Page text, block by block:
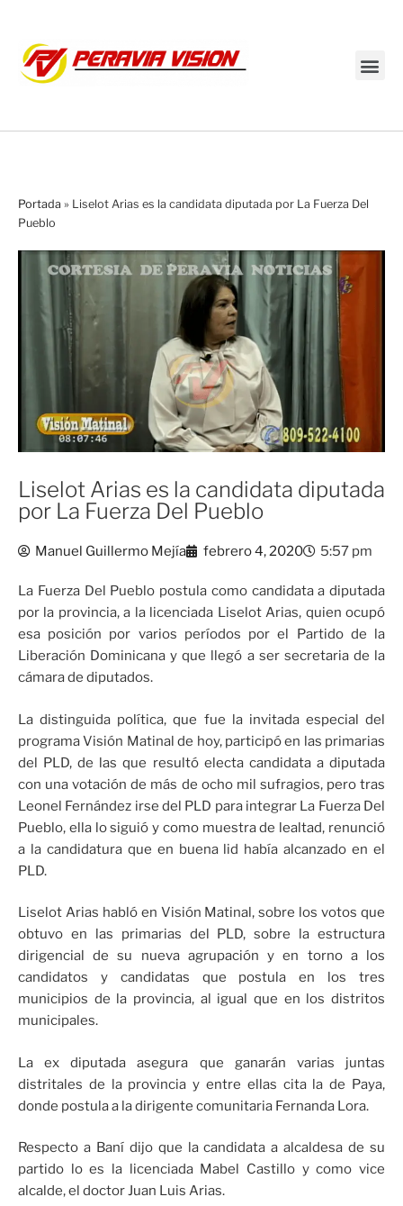
Portada » Liselot Arias es la candidata diputada por La Fuerza Del
Pueblo
Liselot Arias es la candidata diputada
por La Fuerza Del Pueblo
Manuel Guillermo Mejía febrero 4, 2020 5:57 pm
La Fuerza Del Pueblo postula como candidata a diputada
por la provincia, a la licenciada Liselot Arias, quien ocupó
esa posición por varios períodos por el Partido de la
Liberación Dominicana y que llegó a ser secretaria de la
cámara de diputados.
La distinguida política, que fue la invitada especial del
programa Visión Matinal de hoy, participó en las primarias
del PLD, de las que resultó electa candidata a diputada
con una votación de más de ocho mil sufragios, pero tras
Leonel Fernández irse del PLD para integrar La Fuerza Del
Pueblo, ella lo siguió y como muestra de lealtad, renunció
a la candidatura que en buena lid había alcanzado en el
PLD.
Liselot Arias habló en Visión Matinal, sobre los votos que
obtuvo en las primarias del PLD, sobre la estructura
dirigencial de su nueva agrupación y en torno a los
candidatos y candidatas que postula en los tres
municipios de la provincia, al igual que en los distritos
municipales.
La ex diputada asegura que ganarán varias juntas
distritales de la provincia y entre ellas cita la de Paya,
donde postula a la dirigente comunitaria Fernanda Lora.
Respecto a Baní dijo que la candidata a alcaldesa de su
partido lo es la licenciada Mabel Castillo y como vice
alcalde, el doctor Juan Luis Arias.